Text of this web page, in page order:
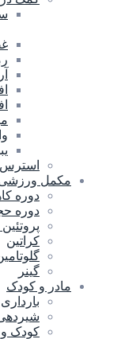
مکمل
دوره
دوره
کراتین
گینر
مادر و کودک
بارداری
کودک و